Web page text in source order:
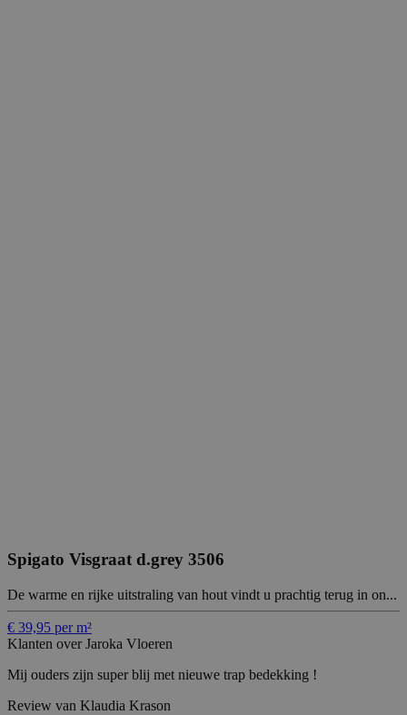
Spigato Visgraat d.grey 3506
De warme en rijke uitstraling van hout vindt u prachtig terug in on...
€ 39,95 per m²
Klanten over Jaroka Vloeren
Mij ouders zijn super blij met nieuwe trap bedekking !
Review van Klaudia Krason